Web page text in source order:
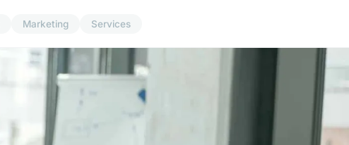
Marketing Services